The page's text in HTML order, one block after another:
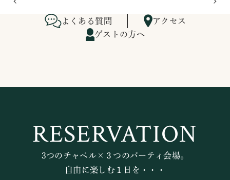
よくある質問
アクセス
ゲストの方へ
RESERVATION
3つのチャペル×３つのパーティ会場。
自由に楽しむ１日を・・・